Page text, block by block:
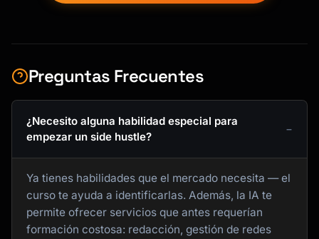
Preguntas Frecuentes
¿Necesito alguna habilidad especial para
empezar un side hustle?
Ya tienes habilidades que el mercado necesita — el
curso te ayuda a identificarlas. Además, la IA te
permite ofrecer servicios que antes requerían
formación costosa: redacción, gestión de redes